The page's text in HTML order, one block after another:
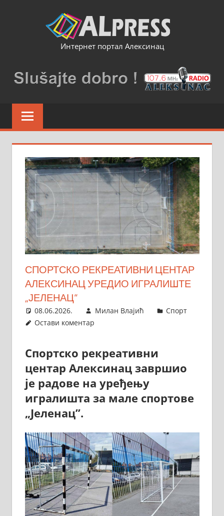
Интернет портал Алексинац
СПОРТСКО РЕКРЕАТИВНИ ЦЕНТАР
АЛЕКСИНАЦ УРЕДИО ИГРАЛИШТЕ
„ЈЕЛЕНАЦ“
08.06.2026. Милан Влајић
Спорт
Остави коментар
Спортско рекреативни
центар Алексинац завршио
је радове на уређењу
игралишта за мале спортове
„Јеленац”.